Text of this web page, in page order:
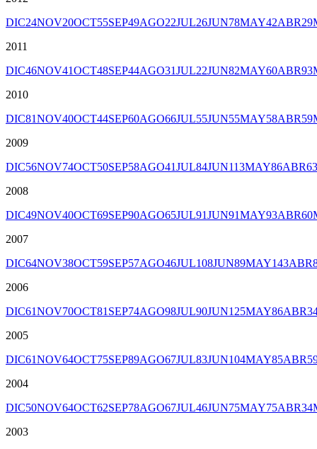
DIC24NOV20OCT55SEP49AGO22JUL26JUN78MAY42ABR29
2011
DIC46NOV41OCT48SEP44AGO31JUL22JUN82MAY60ABR93
2010
DIC81NOV40OCT44SEP60AGO66JUL55JUN55MAY58ABR59
2009
DIC56NOV74OCT50SEP58AGO41JUL84JUN113MAY86ABR63
2008
DIC49NOV40OCT69SEP90AGO65JUL91JUN91MAY93ABR60
2007
DIC64NOV38OCT59SEP57AGO46JUL108JUN89MAY143ABR
2006
DIC61NOV70OCT81SEP74AGO98JUL90JUN125MAY86ABR
2005
DIC61NOV64OCT75SEP89AGO67JUL83JUN104MAY85ABR
2004
DIC50NOV64OCT62SEP78AGO67JUL46JUN75MAY75ABR34
2003